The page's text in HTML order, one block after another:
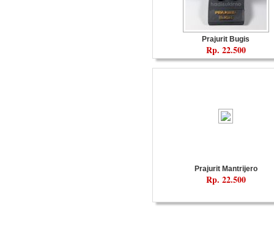
Prajurit Bugis
Rp. 22.500
Prajurit Mantrijero
Rp. 22.500